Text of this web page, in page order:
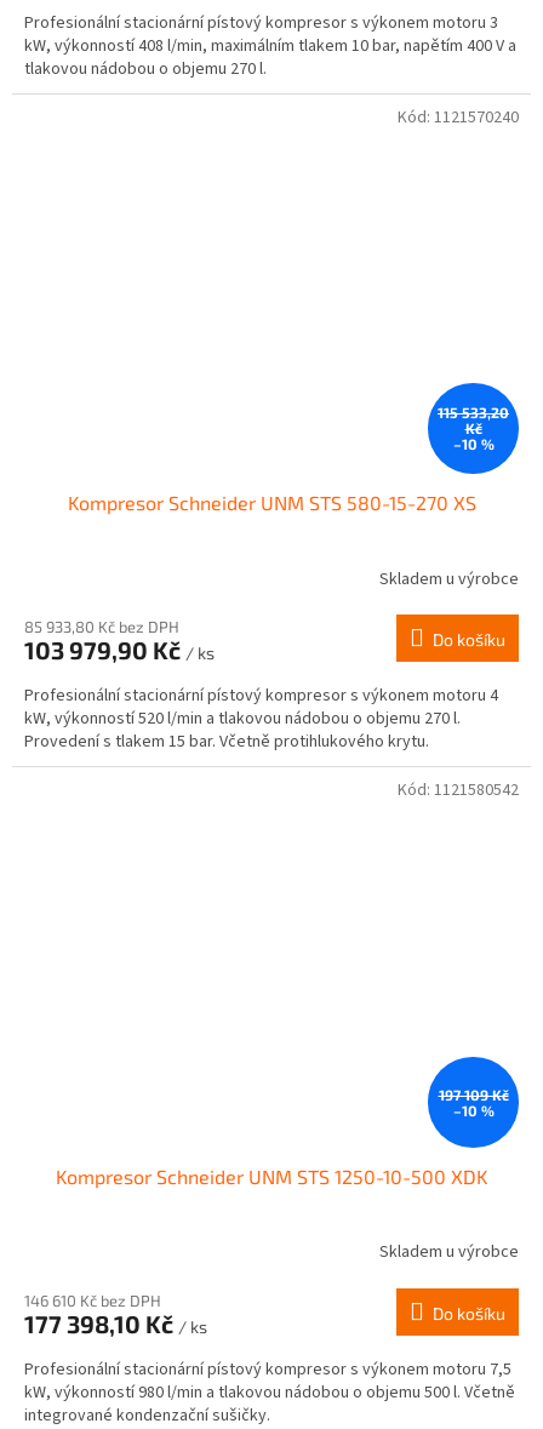
Profesionální stacionární pístový kompresor s výkonem motoru 3
kW, výkonností 408 l/min, maximálním tlakem 10 bar, napětím 400 V a
tlakovou nádobou o objemu 270 l.
115 533,20
Kč
–10 %
Kompresor Schneider UNM STS 580-15-270 XS
Skladem u výrobce
85 933,80 Kč bez DPH
103 979,90 Kč / ks
Do košíku
Profesionální stacionární pístový kompresor s výkonem motoru 4
kW, výkonností 520 l/min a tlakovou nádobou o objemu 270 l.
Provedení s tlakem 15 bar. Včetně protihlukového krytu.
Kód: 1121570240
197 109 Kč
–10 %
Kompresor Schneider UNM STS 1250-10-500 XDK
Skladem u výrobce
146 610 Kč bez DPH
177 398,10 Kč / ks
Do košíku
Profesionální stacionární pístový kompresor s výkonem motoru 7,5
kW, výkonností 980 l/min a tlakovou nádobou o objemu 500 l. Včetně
integrované kondenzační sušičky.
Kód: 1121580542